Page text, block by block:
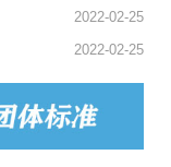
2022-02-25
2022-02-25